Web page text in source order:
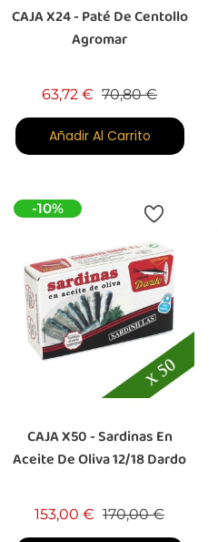
CAJA X24 - Paté De Centollo
Agromar
63,72 € Precio base
70,80 €Precio
Añadir Al Carrito
-10%
CAJA X50 - Sardinas En
Aceite De Oliva 12/18 Dardo
153,00 € Precio base
170,00 €Precio